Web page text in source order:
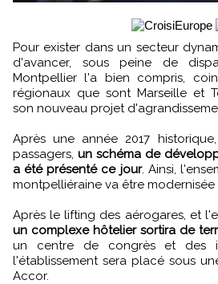
Pour exister dans un secteur dynamique, il ne faut cesser
d'avancer, sous peine de
Montpellier l'a bien compris,
régionaux que sont Marseille et
son nouveau projet
Après une année 2017
passagers, un schéma de
a été présenté ce jour. Ainsi,
montpelliéraine va être modernisée
Après le lifting des aérogares, et
un complexe hôtelier sortira de
un centre de congrès et des
l'établissement sera placé sous
Accor.